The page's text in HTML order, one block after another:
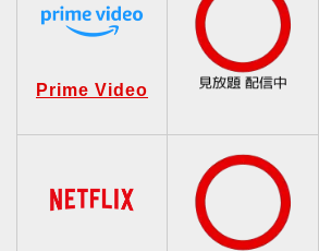
Prime Video